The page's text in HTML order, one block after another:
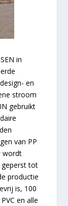
in
en
stroom
gebruikt
van PP
wordt
geperst tot
productie
is, 100
en alle